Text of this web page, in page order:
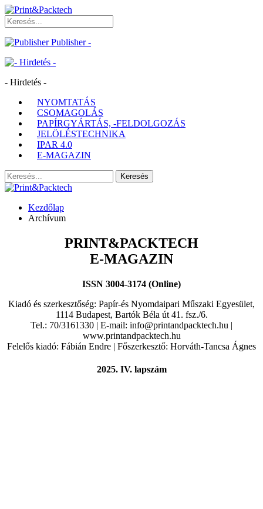
Publisher -
- Hirdetés -
NYOMTATÁS
CSOMAGOLÁS
PAPÍRGYÁRTÁS, -FELDOLGOZÁS
JELÖLÉSTECHNIKA
IPAR 4.0
E-MAGAZIN
Kezdőlap
Archívum
PRINT&PACKTECH
E-MAGAZIN
ISSN 3004-3174 (Online)
Kiadó és szerkesztőség: Papír-és Nyomdaipari Műszaki Egyesület,
1114 Budapest, Bartók Béla út 41. fsz./6.
Tel.: 70/3161330 | E-mail: info@printandpacktech.hu |
www.printandpacktech.hu
Felelős kiadó: Fábián Endre | Főszerkesztő: Horváth-Tancsa Ágnes
2025. IV. lapszám